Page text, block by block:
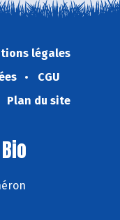
légales
CGU
Plan du site